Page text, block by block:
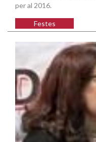
per al 2016.
Festes